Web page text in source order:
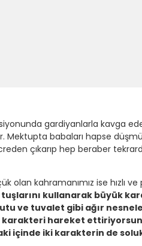
gardiyanlarla kavga
Mektupta babaları hapse
çıkarıp hep beraber
olan kahramanımız ise hızlı ve
kullanarak büyük
ve tuvalet gibi ağır
karakteri hareket
içinde iki karakterin de